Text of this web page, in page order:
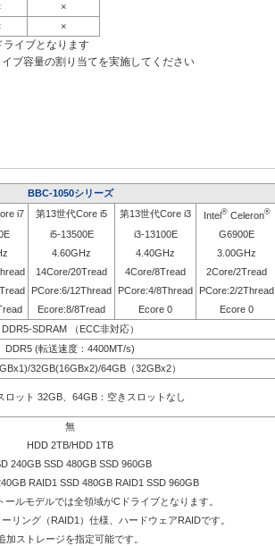
×
×
イブとなります
ブ容量の割り当てを実施してください
BBC-1050シリーズ
i7 第13世代Core i5 第13世代Core i3 Intel®Celeron®
i5-13500E i3-13100E
G6900E
4.60GHz 4.40GHz
3.00GHz
14Core/20Tread 4Core/8Tread
2Core/2Tread
PCore:6/12Thread PCore:4/8Thread
PCore:2/2Thread
Ecore:8/8Tread Ecore 0 Ecore 0
DDR5-SDRAM （ECC非対応）
DDR5 (転送速度：4400MT/s)
32GB(16GBx2)/64GB（32GBx2）
ロット 32GB、64GB：空きスロットなし
無
HDD 2TB/HDD 1TB
240GB SSD 480GB SSD 960GB
RAID1 SSD 480GB RAID1 SSD 960GB
ルモデルでは全領域がCドライブとなります。
リング（RAID1）仕様、ハードウェアRAIDです。
加ストレージを指定可能です。